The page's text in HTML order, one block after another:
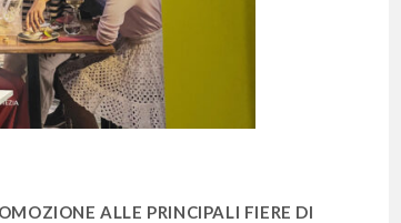
ALLE PRINCIPALI FIERE DI